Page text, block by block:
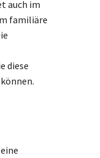
auch im
familiäre
diese